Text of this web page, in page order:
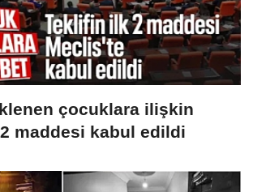
çocuklara ilişkin
maddesi kabul edildi